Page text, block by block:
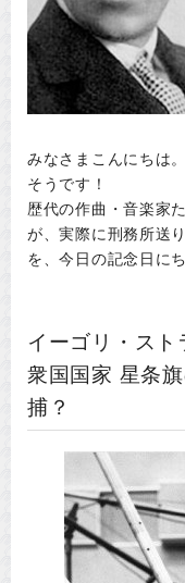
みなさまこんにちは
そうです！
歴代の作曲・音楽家
が、実際に刑務所送
を、今日の記念日に
イーゴリ・ス
衆国国家 星条
捕？